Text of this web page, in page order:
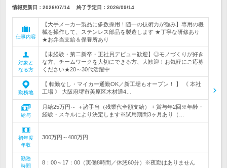
情報更新日：2026/07/14 終了予定日： 2026/09/14
仕事内容
【大手メーカー製品に多数採用！随一の技術力が強み】専用の機
械を操作して、ステンレス部品を製造します ★丁寧な研修あり
★お弁当支給＆保養所あり
対象と
なる方
【未経験・第二新卒・正社員デビュー歓迎】◎モノづくりが好き
な方、チームワークを大切にできる方、大歓迎！お気軽にご応募
ください★20～30代活躍中
勤務地
【 転勤なし・マイカー通勤OK／新工場もオープン！ 】 《 本社
工場 》 大阪府堺市美原区木材通4…
給与
月給25万円～ ＋諸手当（残業代全額支給） + 賞与年2回※年齢・
経験・スキルにより決定します※試用期間3ヶ月あり（…
初年度
年収
300万円～400万円
勤務
時間
8：00～17：00（実働8時間／休憩60分）※夜勤はありません